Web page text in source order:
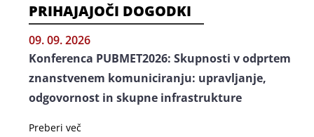
PRIHAJAJOČI DOGODKI
09. 09. 2026
Konferenca PUBMET2026: Skupnosti v odprtem
znanstvenem komuniciranju: upravljanje,
odgovornost in skupne infrastrukture
Preberi več